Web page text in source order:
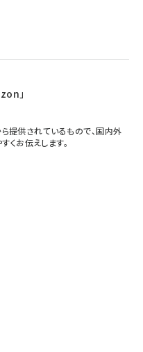
」
提供されているもので、国内外
くお伝えします。